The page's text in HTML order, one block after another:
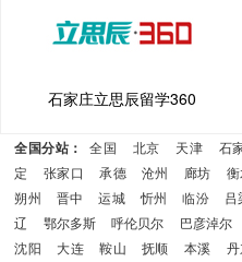
石家庄立思辰留学360
全国分站： 全国 北京 天津 石
定
张家口 承德 沧州 廊坊
朔州
晋中 运城 忻州 临汾 吕
辽
鄂尔多斯 呼伦贝尔 巴彦淖尔
沈阳
大连 鞍山 抚顺 本溪